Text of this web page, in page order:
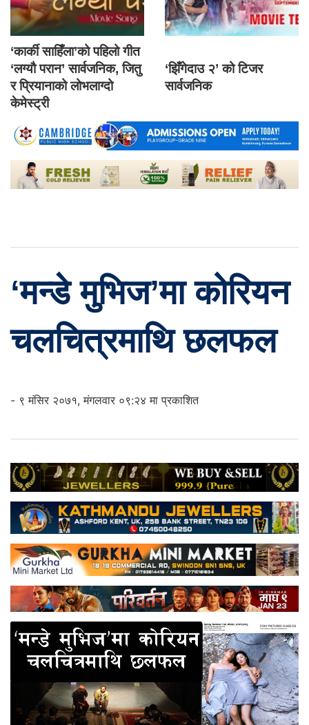
‘कार्की साहिँला’को पहिलो गीत
‘लग्यौ परान’ सार्वजनिक, जितु
र प्रियानाको लोभलाग्दो
केमेस्ट्री
‘झिँगेदाउ २’ को टिजर
सार्वजनिक
‘मन्डे मुभिज’मा कोरियन
चलचित्रमाथि छलफल
- ९ मंसिर २०७१, मंगलवार ०९:२४ मा प्रकाशित